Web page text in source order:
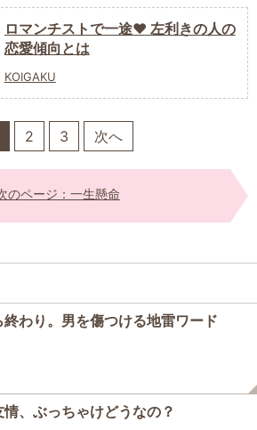
ロマンチストで一途❤︎ 左利きの人の
恋愛傾向とは
KOIGAKU
2 3 次へ
のページ：一生懸命
終わり。男を傷つける地雷ワード
情、ぶっちゃけどうなの？